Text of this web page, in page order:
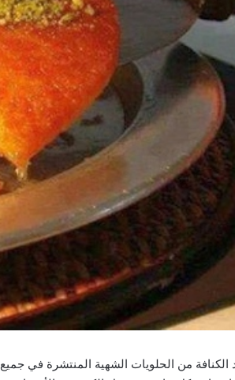
الكنافة من الحلويات الشهية المنتشرة في